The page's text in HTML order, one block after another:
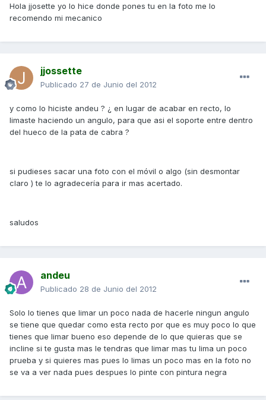
Hola jjosette yo lo hice donde pones tu en la foto me lo
recomendo mi mecanico
jjossette
Publicado 27 de Junio del 2012
y como lo hiciste andeu ? ¿ en lugar de acabar en recto, lo
limaste haciendo un angulo, para que asi el soporte entre dentro
del hueco de la pata de cabra ?
si pudieses sacar una foto con el móvil o algo (sin desmontar
claro ) te lo agradecería para ir mas acertado.
saludos
andeu
Publicado 28 de Junio del 2012
Solo lo tienes que limar un poco nada de hacerle ningun angulo
se tiene que quedar como esta recto por que es muy poco lo que
tienes que limar bueno eso depende de lo que quieras que se
incline si te gusta mas le tendras que limar mas tu lima un poco
prueba y si quieres mas pues lo limas un poco mas en la foto no
se va a ver nada pues despues lo pinte con pintura negra